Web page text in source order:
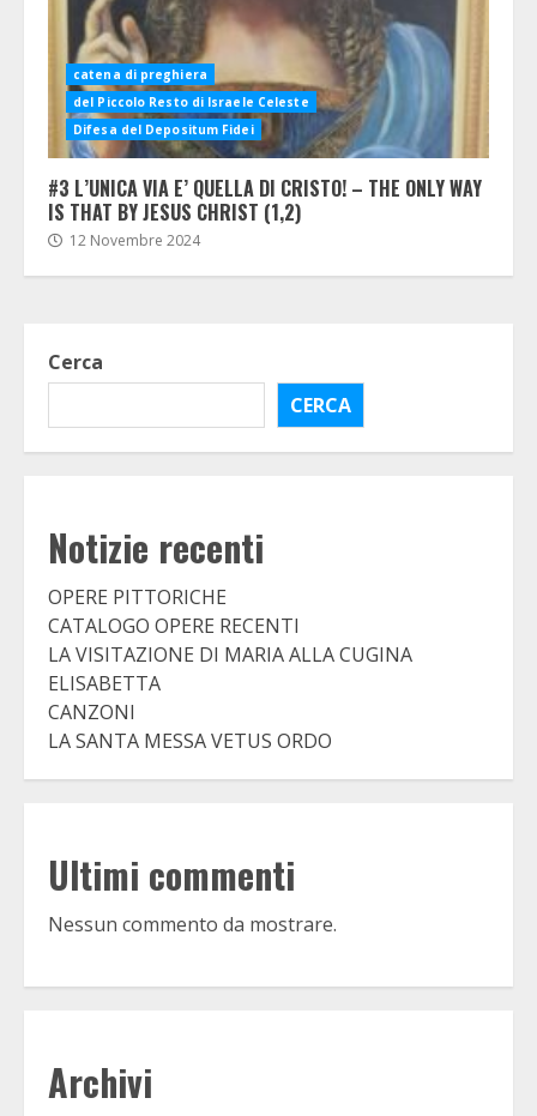
catena di preghiera
del Piccolo Resto di Israele Celeste
Difesa del Depositum Fidei
#3 L’UNICA VIA E’ QUELLA DI CRISTO! – THE ONLY WAY
IS THAT BY JESUS CHRIST (1,2)
12 Novembre 2024
Cerca
CERCA
Notizie recenti
OPERE PITTORICHE
CATALOGO OPERE RECENTI
LA VISITAZIONE DI MARIA ALLA CUGINA
ELISABETTA
CANZONI
LA SANTA MESSA VETUS ORDO
Ultimi commenti
Nessun commento da mostrare.
Archivi